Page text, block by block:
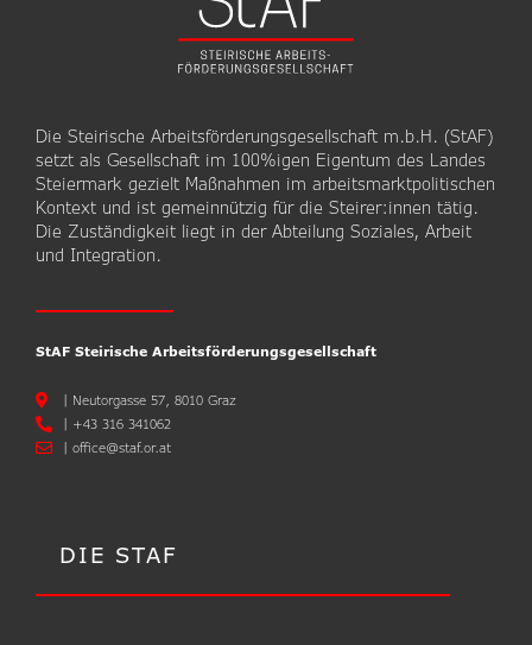
Die Steirische Arbeitsförderungsgesellschaft m.b.H. (StAF)
setzt als Gesellschaft im 100%igen Eigentum des Landes
Steiermark gezielt Maßnahmen im arbeitsmarktpolitischen
Kontext und ist gemeinnützig für die Steirer:innen tätig.
Die Zuständigkeit liegt in der Abteilung Soziales, Arbeit
und Integration.
StAF Steirische Arbeitsförderungsgesellschaft
Neutorgasse 57, 8010 Graz
+43 316 341062
office@staf.or.at
DIE STAF